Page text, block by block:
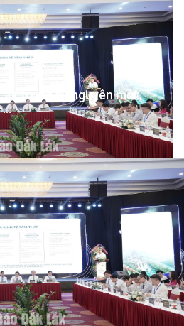
trong kỷ nguyên mới: